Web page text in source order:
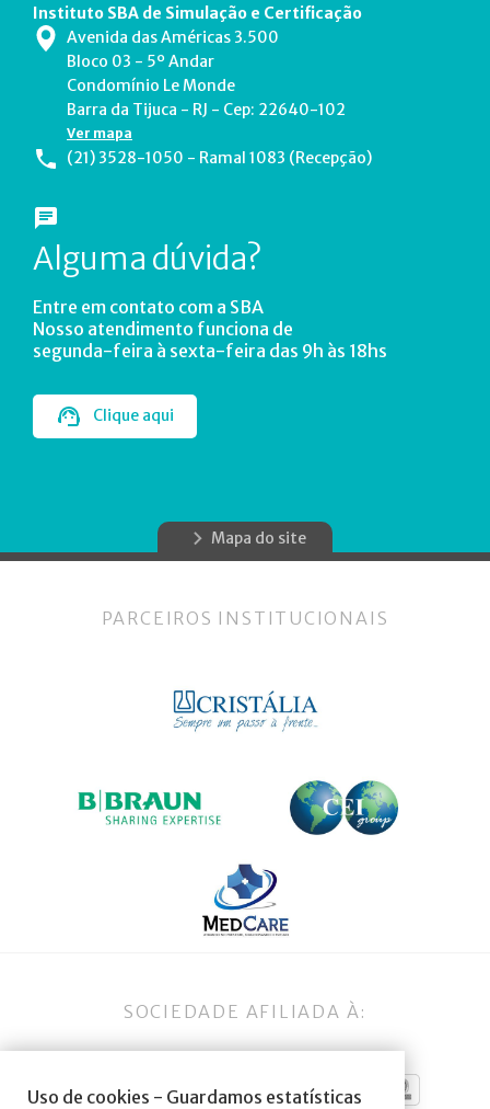
Uso de cookies - Guardamos estatísticas
Instituto SBA de Simulação e Certificação
Avenida das Américas 3.500
Bloco 03 - 5º Andar
Condomínio Le Monde
Barra da Tijuca - RJ - Cep: 22640-102
Ver mapa
(21) 3528-1050 - Ramal 1083 (Recepção)
Alguma dúvida?
Entre em contato com a SBA
Nosso atendimento funciona de
segunda-feira à sexta-feira das 9h às 18hs
Clique aqui
Mapa do site
PARCEIROS INSTITUCIONAIS
SOCIEDADE AFILIADA À: